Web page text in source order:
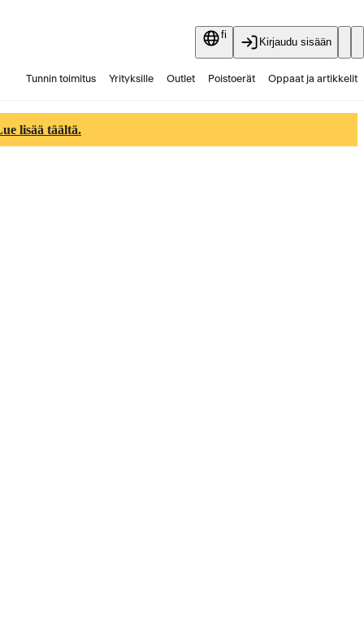
fi
Kirjaudu sisään
Tunnin toimitus Yrityksille Outlet Poistoerät Oppaat ja artikkelit
lisää täältä.